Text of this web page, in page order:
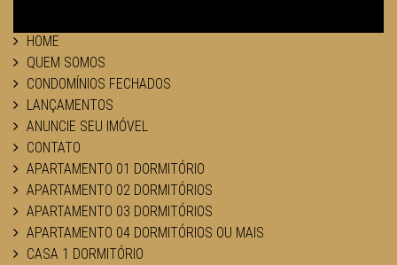
HOME
QUEM SOMOS
CONDOMÍNIOS FECHADOS
LANÇAMENTOS
ANUNCIE SEU IMÓVEL
CONTATO
APARTAMENTO 01 DORMITÓRIO
APARTAMENTO 02 DORMITÓRIOS
APARTAMENTO 03 DORMITÓRIOS
APARTAMENTO 04 DORMITÓRIOS OU MAIS
CASA 1 DORMITÓRIO